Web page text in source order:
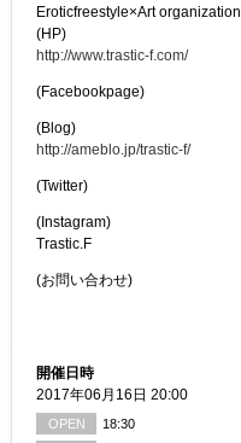
Eroticfreestyle×Art organization
(HP)
http://www.trastic-f.com/
(Facebookpage)
(Blog)
http://ameblo.jp/trastic-f/
(Twitter)
(Instagram)
Trastic.F
(お問い合わせ)
開催日時
2017年06月16日 20:00
OPEN
18:30